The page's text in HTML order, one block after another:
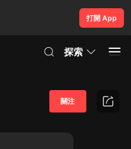
打開 App
探索
關注